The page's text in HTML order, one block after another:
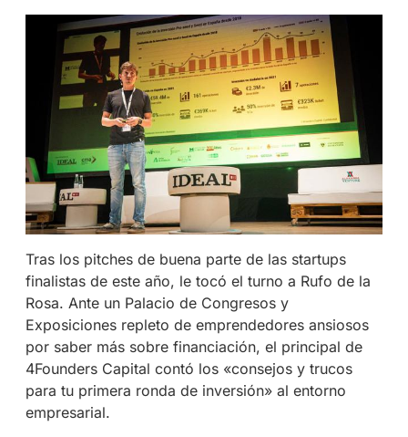
Tras los pitches de buena parte de las startups
finalistas de este año, le tocó el turno a Rufo de la
Rosa. Ante un Palacio de Congresos y
Exposiciones repleto de emprendedores ansiosos
por saber más sobre financiación, el principal de
4Founders Capital contó los «consejos y trucos
para tu primera ronda de inversión» al entorno
empresarial.